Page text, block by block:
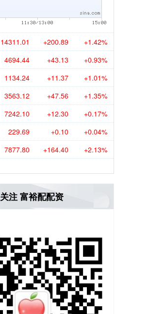
14311.01 +200.89 +1.42%
4694.44 +43.13 +0.93%
1134.24 +11.37 +1.01%
3563.12 +47.56 +1.35%
7242.10 +12.30 +0.17%
229.69 +0.10 +0.04%
7877.80 +164.40 +2.13%
关注 富裕配配资